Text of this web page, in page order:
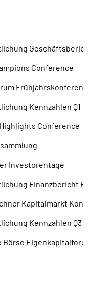
Conference
Frühjahrskonferenz
Kennzahlen Q1
Conference
Investorentage
Finanzbericht
Kapitalmarkt
Kennzahlen Q3
Börse